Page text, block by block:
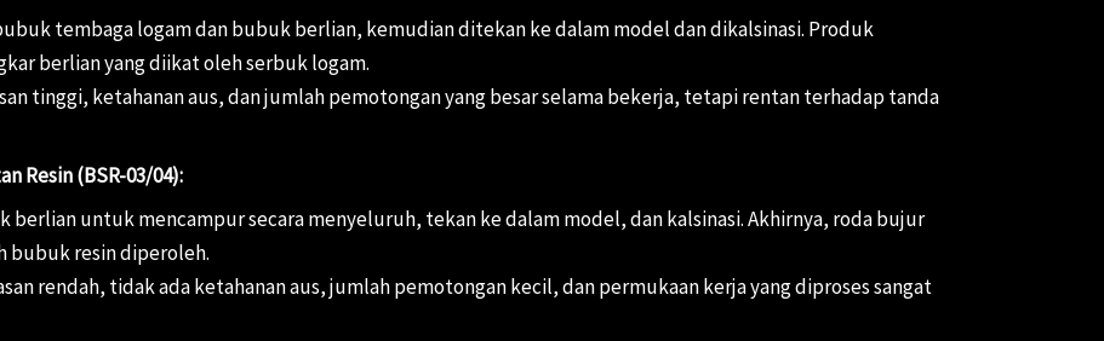
tembaga logam dan bubuk berlian, kemudian ditekan ke dalam model dan dikalsinasi. Produk
berlian yang diikat oleh serbuk logam.
tinggi, ketahanan aus, dan jumlah pemotongan yang besar selama bekerja, tetapi rentan terhadap tanda
Resin (BSR-03/04):
berlian untuk mencampur secara menyeluruh, tekan ke dalam model, dan kalsinasi. Akhirnya, roda bujur
bubuk resin diperoleh.
rendah, tidak ada ketahanan aus, jumlah pemotongan kecil, dan permukaan kerja yang diproses sangat